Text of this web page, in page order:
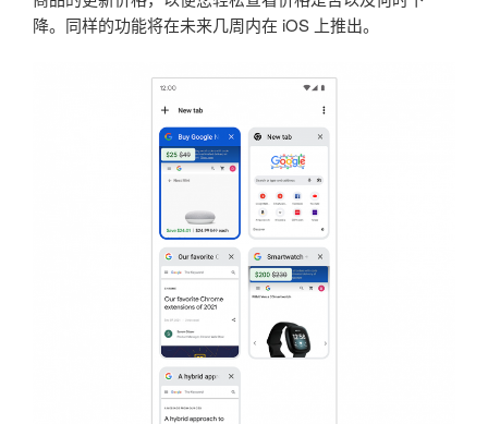
降。同样的功能将在未来几周内在 iOS 上推出。